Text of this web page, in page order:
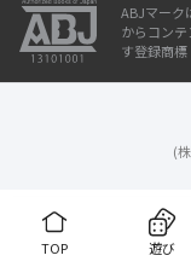
TOP 遊び
ABJマーク
からコン
す登録商標
(